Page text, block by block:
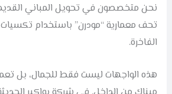
نحن متخصصون في تحويل المباني
تحف معمارية “مودرن” باستخدام تكسيات
الفاخرة.
هذه الواجهات ليست فقط للجمال، بل